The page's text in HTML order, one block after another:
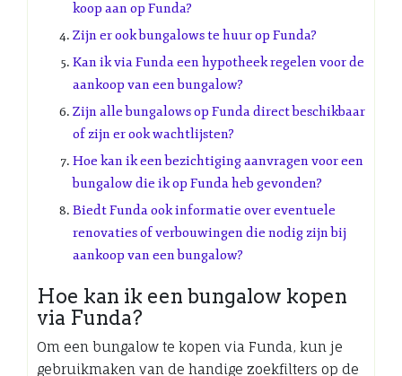
koop aan op Funda?
Zijn er ook bungalows te huur op Funda?
Kan ik via Funda een hypotheek regelen voor de
aankoop van een bungalow?
Zijn alle bungalows op Funda direct beschikbaar
of zijn er ook wachtlijsten?
Hoe kan ik een bezichtiging aanvragen voor een
bungalow die ik op Funda heb gevonden?
Biedt Funda ook informatie over eventuele
renovaties of verbouwingen die nodig zijn bij
aankoop van een bungalow?
Hoe kan ik een bungalow kopen
via Funda?
Om een bungalow te kopen via Funda, kun je
gebruikmaken van de handige zoekfilters op de